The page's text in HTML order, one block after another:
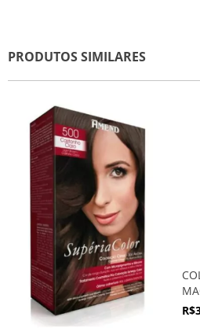
PRODUTOS SIMILARES